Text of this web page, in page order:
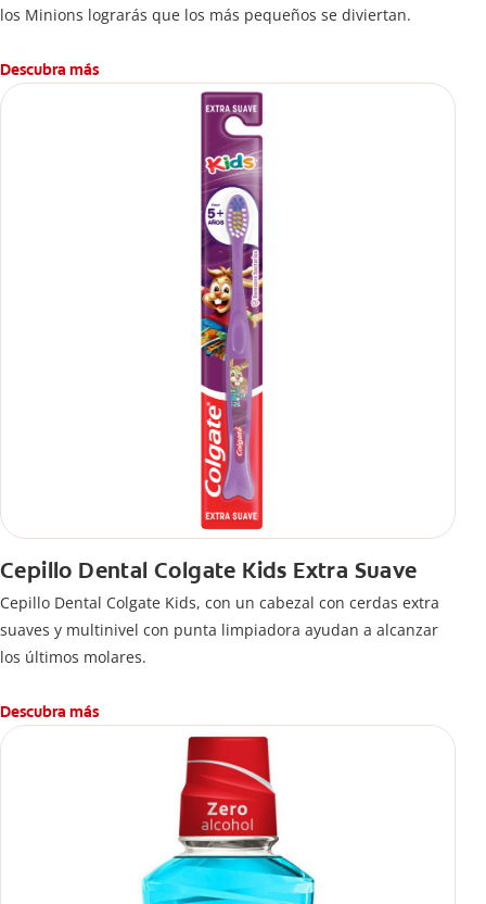
los Minions lograrás que los más pequeños se diviertan.
Descubra más
Cepillo Dental Colgate Kids Extra Suave
Cepillo Dental Colgate Kids, con un cabezal con cerdas extra
suaves y multinivel con punta limpiadora ayudan a alcanzar
los últimos molares.
Descubra más